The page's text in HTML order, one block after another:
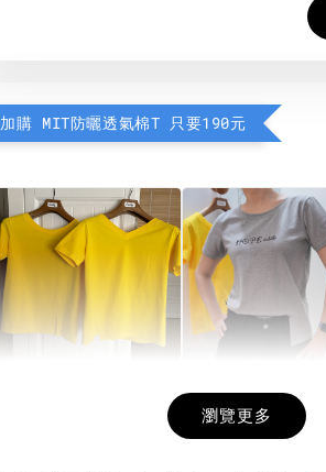
加購 MIT防曬透氣棉T 只要190元
希望相隨雙面T
瀏覽更多